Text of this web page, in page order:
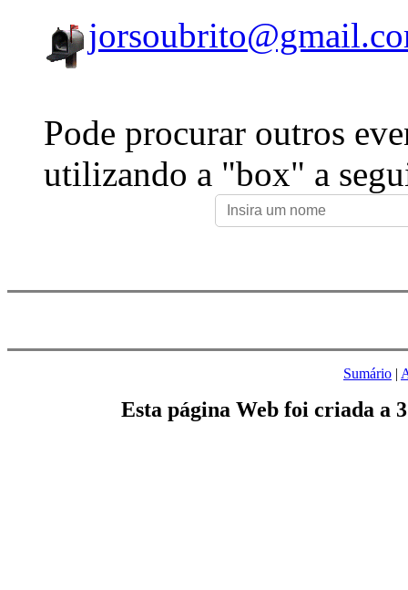
Pode procurar outros
utilizando a "box" a
Sumário |
Esta página Web foi criada a